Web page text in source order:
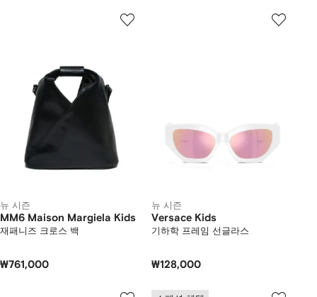
뉴 시즌
MM6 Maison Margiela Kids
재패니즈 크로스 백
₩761,000
뉴 시즌
Versace Kids
기하학 프레임 선글라스
₩128,000